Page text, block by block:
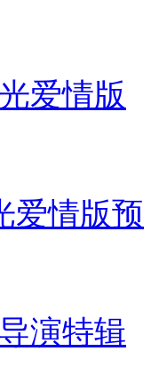
爱情版预